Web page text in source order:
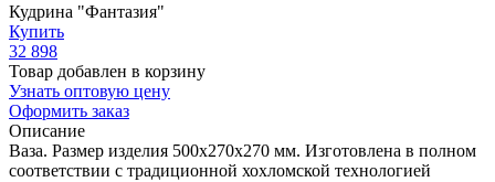
Кудрина "Фантазия"
Купить
32 898
Товар добавлен в корзину
Узнать оптовую цену
Оформить заказ
Описание
Ваза. Размер изделия 500х270х270 мм. Изготовлена в полном
соответствии с традиционной хохломской технологией